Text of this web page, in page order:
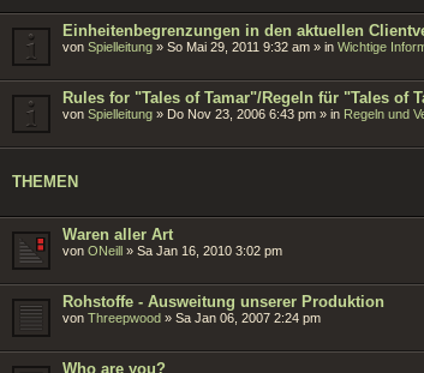
Einheitenbegrenzungen in den aktuellen
von Spielleitung » So Mai 29, 2011 9:32 am » in Wichtige
Rules for "Tales of Tamar"/Regeln für "Tales of
von Spielleitung » Do Nov 23, 2006 6:43 pm » in Regeln und
THEMEN
Waren aller Art
von ONeill » Sa Jan 16, 2010 3:02 pm
Rohstoffe - Ausweitung unserer Produktion
von Threepwood » Sa Jan 06, 2007 2:24 pm
Who are you?